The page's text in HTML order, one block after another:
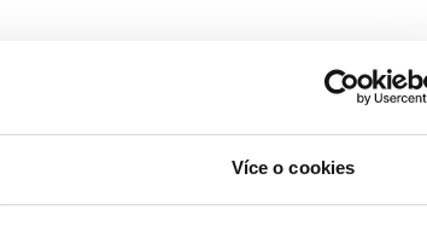
Více o cookies
těkavé oleje, éterické oleje nebo silice.
terpenů, které sestávají z
různých skupin složek
, jako